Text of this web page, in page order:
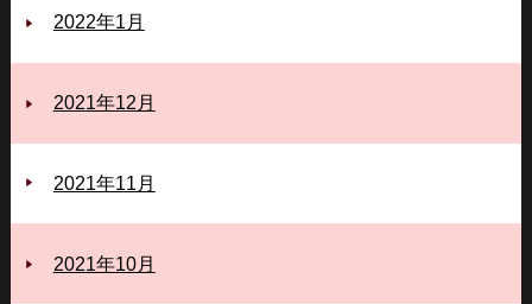
2022年1月
2021年12月
2021年11月
2021年10月